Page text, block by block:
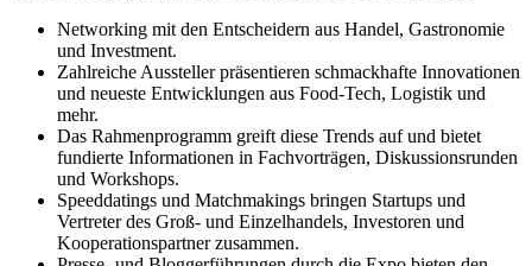
Networking mit den Entscheidern aus Handel, Gastronomie
und Investment.
Zahlreiche Aussteller präsentieren schmackhafte Innovationen
und neueste Entwicklungen aus Food-Tech, Logistik und
mehr.
Das Rahmenprogramm greift diese Trends auf und bietet
fundierte Informationen in Fachvorträgen, Diskussionsrunden
und Workshops.
Speeddatings und Matchmakings bringen Startups und
Vertreter des Groß- und Einzelhandels, Investoren und
Kooperationspartner zusammen.